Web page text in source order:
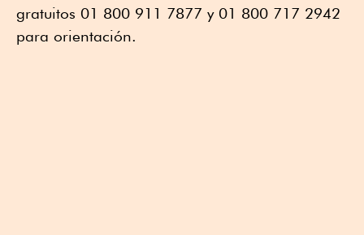
gratuitos 01 800 911 7877 y 01 800 717 2942
para orientación.